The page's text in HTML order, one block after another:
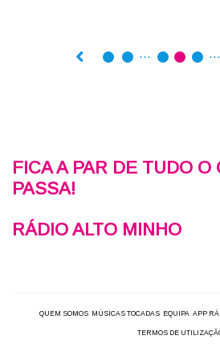
… …
FICA A PAR DE TUDO O
PASSA!
RÁDIO ALTO MINHO
QUEM SOMOS MÚSICAS TOCADAS EQUIPA APP
TERMOS DE